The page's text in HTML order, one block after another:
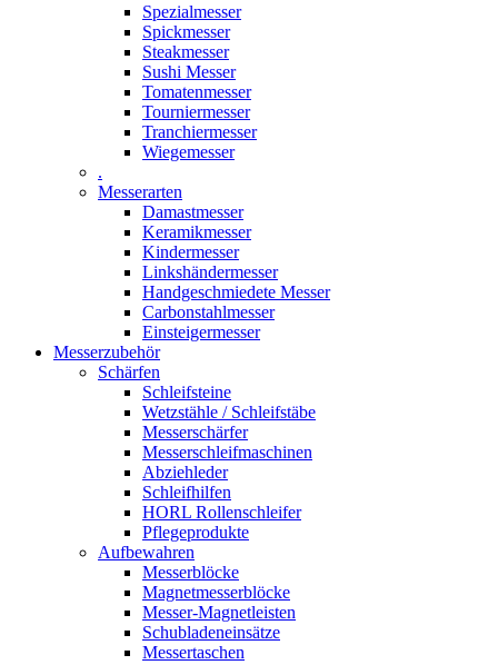
Spezialmesser
Spickmesser
Steakmesser
Sushi Messer
Tomatenmesser
Tourniermesser
Tranchiermesser
Wiegemesser
.
Messerarten
Damastmesser
Keramikmesser
Kindermesser
Linkshändermesser
Handgeschmiedete Messer
Carbonstahlmesser
Einsteigermesser
Messerzubehör
Schärfen
Schleifsteine
Wetzstähle / Schleifstäbe
Messerschärfer
Messerschleifmaschinen
Abziehleder
Schleifhilfen
HORL Rollenschleifer
Pflegeprodukte
Aufbewahren
Messerblöcke
Magnetmesserblöcke
Messer-Magnetleisten
Schubladeneinsätze
Messertaschen